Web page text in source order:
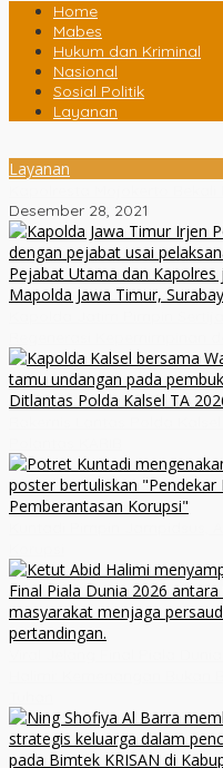
Home
Mabes
Hukum dan Kriminal
Nasional
Sosial Politik
Layanan
Layanan
Desember 28, 2021